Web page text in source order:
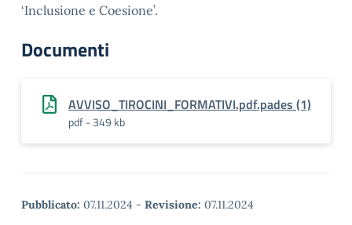
‘Inclusione e Coesione’.
Documenti
AVVISO_TIROCINI_FORMATIVI.pdf.pades (1)
pdf - 349 kb
Pubblicato: 07.11.2024 - Revisione: 07.11.2024